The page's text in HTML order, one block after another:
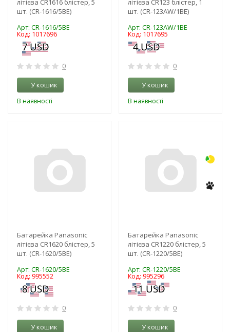
шт. (CR-1616/5BE)
Арт: CR-1616/5BE
Код: 1017696
0
У кошик
В наявності
шт. (CR-123AW/1BE)
Арт: CR-123AW/1BE
Код: 1017695
0
У кошик
В наявності
Батарейка Panasonic
літієва CR1620 блістер, 5
шт. (CR-1620/5BE)
Арт: CR-1620/5BE
Код: 995552
0
У кошик
Батарейка Panasonic
літієва CR1220 блістер, 5
шт. (CR-1220/5BE)
Арт: CR-1220/5BE
Код: 995296
0
У кошик